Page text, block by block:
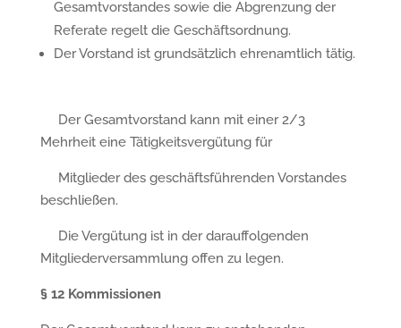
Gesamtvorstandes sowie die Abgrenzung der
Referate regelt die Geschäftsordnung.
Der Vorstand ist grundsätzlich ehrenamtlich tätig.
Der Gesamtvorstand kann mit einer 2/3
Mehrheit eine Tätigkeitsvergütung für
Mitglieder des geschäftsführenden Vorstandes
beschließen.
Die Vergütung ist in der darauffolgenden
Mitgliederversammlung offen zu legen.
§12 Kommissionen